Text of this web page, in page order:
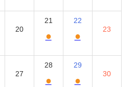
20
21
●
22
●
23
27
28
●
29
●
30